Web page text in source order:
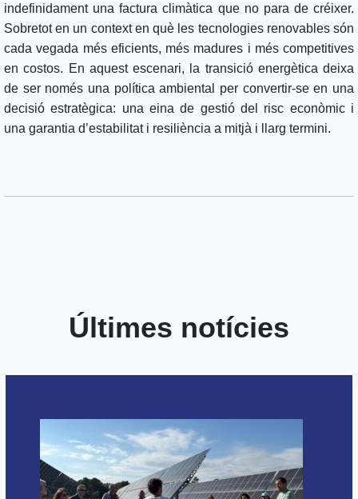
indefinidament una factura climàtica que no para de créixer.
Sobretot en un context en què les tecnologies renovables són
cada vegada més eficients, més madures i més competitives
en costos. En aquest escenari, la transició energètica deixa
de ser només una política ambiental per convertir-se en una
decisió estratègica: una eina de gestió del risc econòmic i
una garantia d’estabilitat i resiliència a mitjà i llarg termini.
Últimes notícies